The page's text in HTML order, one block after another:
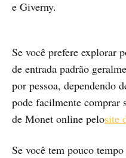
e Giverny.
Se você prefere explorar
de entrada padrão
por pessoa, dependendo
pode facilmente comprar
de Monet online pelosite
Se você tem pouco